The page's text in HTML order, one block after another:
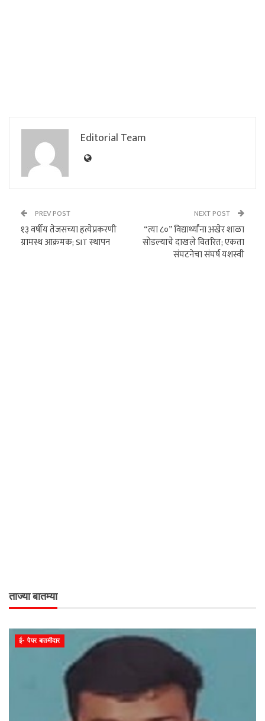
Editorial Team
PREV POST
१३ वर्षीय तेजसच्या हत्येप्रकरणी
ग्रामस्थ आक्रमक; SIT स्थापन
NEXT POST
“त्या ८०” विद्यार्थ्यांना अखेर शाळा
सोडल्याचे दाखले वितरित; एकता
संघटनेचा संघर्ष यशस्वी
ताज्या बातम्या
ई- पेपर बातमीदार